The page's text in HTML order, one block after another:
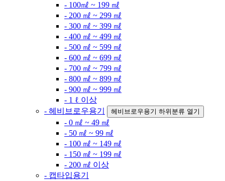
- 100㎖ ~ 199 ㎖
- 200 ㎖ ~ 299 ㎖
- 300 ㎖ ~ 399 ㎖
- 400 ㎖ ~ 499 ㎖
- 500 ㎖ ~ 599 ㎖
- 600 ㎖ ~ 699 ㎖
- 700 ㎖ ~ 799 ㎖
- 800 ㎖ ~ 899 ㎖
- 900 ㎖ ~ 999 ㎖
- 1 ℓ 이상
- 헤비브로우용기
헤비브로우용기 하위분류 열기
- 0 ㎖ ~ 49 ㎖
- 50 ㎖ ~ 99 ㎖
- 100 ㎖ ~ 149 ㎖
- 150 ㎖ ~ 199 ㎖
- 200 ㎖ 이상
- 캡타입용기